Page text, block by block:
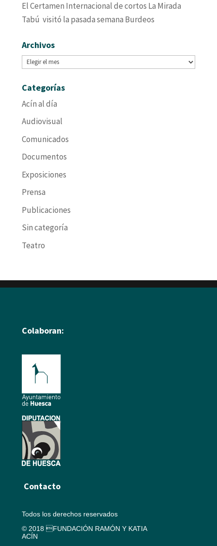
El Certamen Internacional de cortos La Mirada
Tabú visitó la pasada semana Burdeos
Archivos
Archivos
Categorías
Acín al día
Audiovisual
Comunicados
Documentos
Exposiciones
Prensa
Publicaciones
Sin categoría
Teatro
Colaboran:
Contacto
Todos los derechos reservados
© 2018 FUNDACIÓN RAMÓN Y KATIA
ACÍN